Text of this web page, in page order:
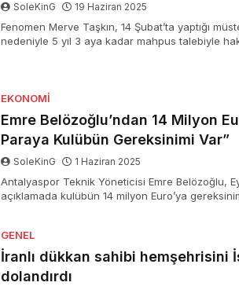
SoleKinG 19 Haziran 2025
Fenomen Merve Taşkın, 14 Şubat’ta yaptığı
nedeniyle 5 yıl 3 aya kadar mahpus talebiyle
EKONOMI
Emre Belözoğlu’ndan 14 Milyon
Paraya Kulübün Gereksinimi Var”
SoleKinG 1 Haziran 2025
Antalyaspor Teknik Yöneticisi Emre Belözoğlu,
açıklamada kulübün 14 milyon Euro’ya
istediğini açıkladı.
GENEL
İranlı dükkan sahibi hemşehrisini
dolandırdı